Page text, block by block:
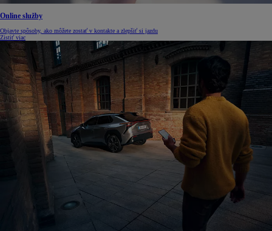
Online služby
Objavte spôsoby, ako môžete zostať v kontakte a zlepšiť si jazdu
Zistiť viac